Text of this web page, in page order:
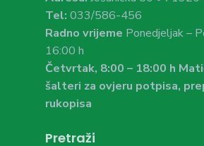
Tel: 033/586-456
Radno vrijeme Ponedjeljak –
16:00 h
Četvrtak, 8:00 – 18:00 h
šalteri za ovjeru potpisa,
rukopisa
Pretraži